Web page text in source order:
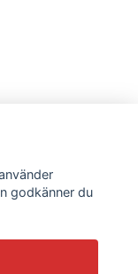
godkänner du